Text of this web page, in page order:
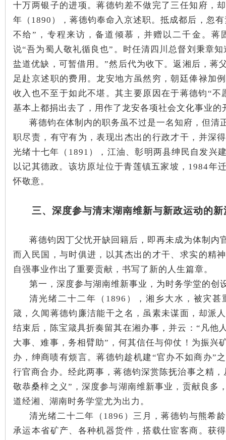
十万两银子的进项。蒋德钧差不做完了三任知府，
年（1890），蒋德钧奉命入京述职。抵成都后，忽
不给”，专程来访，备道倾慕，并赠以二千金。蒋
说“吾为蜀人敬礼循良也”。时任清四川总督刘秉章
盐道优缺，可暂借用。”然后代为收下。返湘后，蒋
足赴京述职的费用。龙安地方虽然穷，朝廷俸禄加
收入也不至于如此不堪。其主要原因在于蒋德钧“
基本上都捐出去了，用作了龙安各项社会文化事业的
蒋德钧在体制内的职务虽不过是一名知府，但清
职尽责，有守有为，表现出杰出的行政才干，并深
光绪十七年（1891），江油、彰明两县绅民自发兴
以记其德政。该坊原址位于青莲镇五家坡，1984年
怀敬意。
三、深度参与清末湖南维新与新政运动的新
蒋德钧因丁父忧开缺回籍后，即再未成为体制内
而入民国，与时俱进，以其杰出的才干、求实的精
自强事业作出了重要贡献，书写了新的人生篇章。
第一，深度参与湖南维新事业，为时务学堂的创
清光绪二十二年（1896），湘乡大水，被灾
箴，久闻蒋德钧廉洁能干之名，虽素未谋面，却派
结束后，陈宝箴具折奏留其在湘办事，并云：“凡他
大事、难事，务相臂助”，何其信任与仰仗！为振兴
办，绅商啧有烦言。蒋德钧趁机建“官办不如商办”
行官商合办。经此两事，蒋德钧深赏陈抚治事之精
敬恭桑梓之义”，深度参与湖南维新事业，贡献良多
道经湘、湖南时务学堂尤为出力。
清光绪二十二年（1896）三月，蒋德钧与熊希
承运本省矿产、各种机器货件，搭载仕宦客商。获